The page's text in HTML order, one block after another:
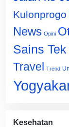
Kulonprogo
News Opini
Sains Tek
Travel Trend
Kesehatan